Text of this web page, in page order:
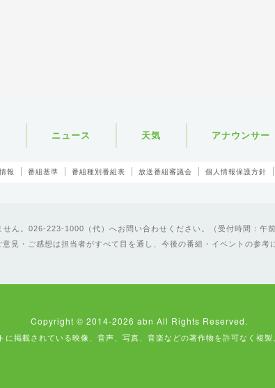
ニュース 天気 アナウンサー
報 番組基準 番組種別番組表 放送番組審議会 個人情報保護方針
ん。026-223-1000（代）へお問い合わせください。（受付時間：午
意見・ご感想は担当者がすべて目を通し、今後の番組・イベントの参
Copyright © 2014-2026 abn All Rights Reserved.
に掲載されている映像、音声、写真、音楽などの著作物を許可なく複製